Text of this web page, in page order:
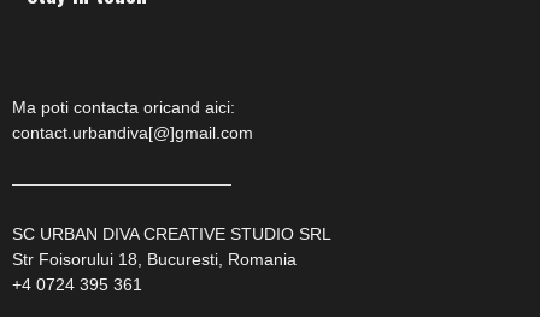
Ma poti contacta oricand aici:
contact.urbandiva[@]gmail.com
—————————————
SC URBAN DIVA CREATIVE STUDIO SRL
Str Foisorului 18, Bucuresti, Romania
+4 0724 395 361